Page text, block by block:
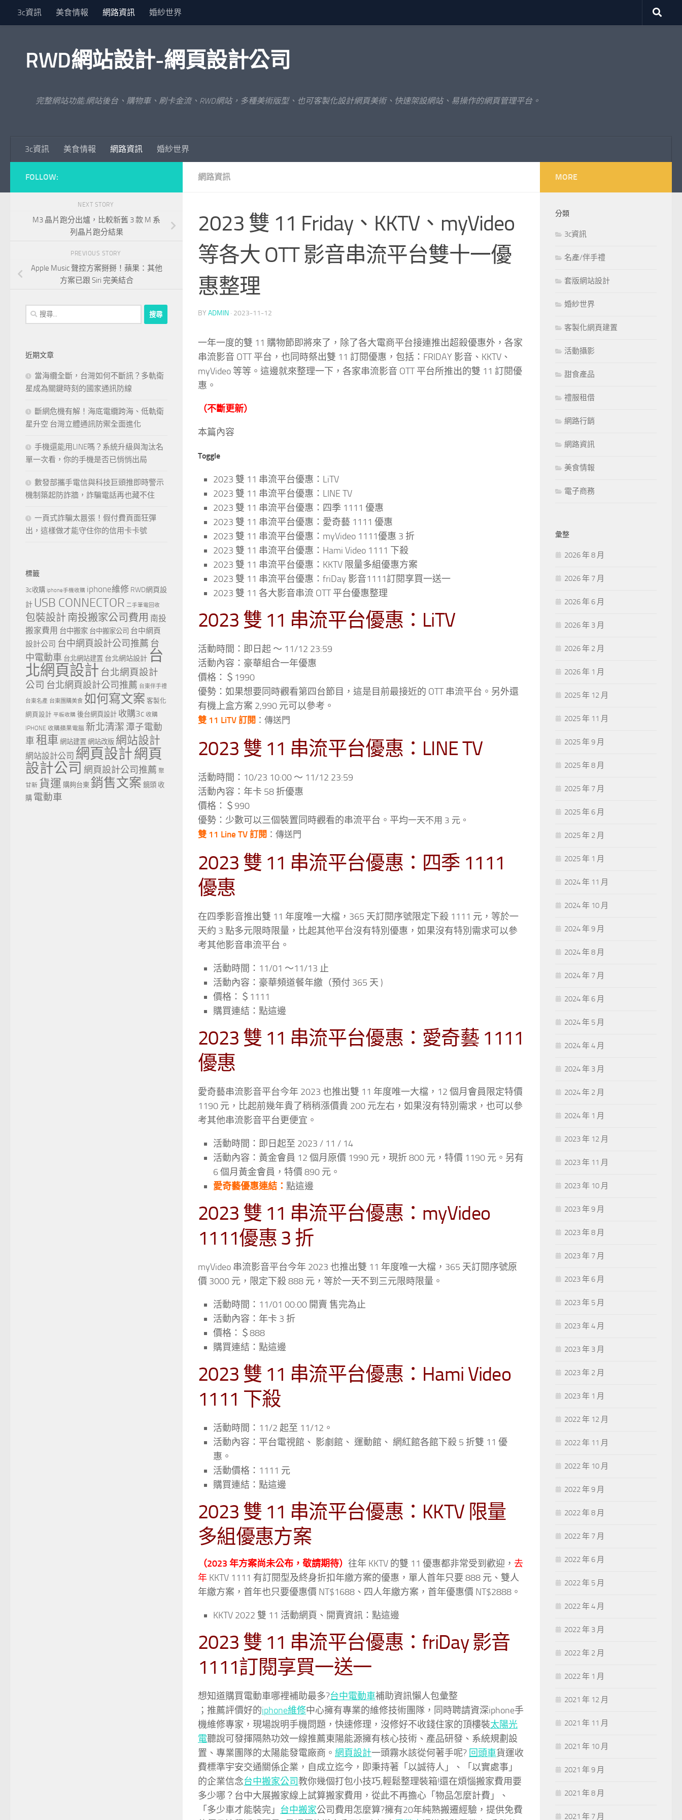
Skip to content
3c資訊 美食情報 網路資訊 婚紗世界
RWD網站設計-網頁設計公司
完整網站功能:網站後台、購物車、刷卡金流、RWD網站，多種美術版型、也可客製化設計網頁美術、快速架設網站、易操作的網頁管理平台。
3c資訊 美食情報 網路資訊 婚紗世界
網路資訊
2023 雙 11 Friday、KKTV、myVideo
等各大 OTT 影音串流平台雙十一優
惠整理
BY ADMIN · 2023-11-12
一年一度的雙 11 購物節即將來了，除了各大電商平台接連推出超殺優惠外，各家
串流影音 OTT 平台，也同時祭出雙 11 訂閱優惠，包括：FRIDAY 影音、KKTV、
myVideo 等等。這邊就來整理一下，各家串流影音 OTT 平台所推出的雙 11 訂閱優
惠。
（不斷更新）
本篇內容
Toggle
2023 雙 11 串流平台優惠：LiTV
2023 雙 11 串流平台優惠：LINE TV
2023 雙 11 串流平台優惠：四季 1111 優惠
2023 雙 11 串流平台優惠：愛奇藝 1111 優惠
2023 雙 11 串流平台優惠：myVideo 1111優惠 3 折
2023 雙 11 串流平台優惠：Hami Video 1111 下殺
2023 雙 11 串流平台優惠：KKTV 限量多組優惠方案
2023 雙 11 串流平台優惠：friDay 影音1111訂閱享買一送一
2023 雙 11 各大影音串流 OTT 平台優惠整理
2023 雙 11 串流平台優惠：LiTV
活動時間：即日起 ～ 11/12 23:59
活動內容：豪華組合一年優惠
價格：＄1990
優勢：如果想要同時觀看第四台節目，這是目前最接近的 OTT 串流平台。另外還
有機上盒方案 2,990 元可以參考。
雙 11 LiTV 訂閱 ：傳送門
2023 雙 11 串流平台優惠：LINE TV
活動時間：10/23 10:00 ～ 11/12 23:59
活動內容：年卡 58 折優惠
價格：＄990
優勢：少數可以三個裝置同時觀看的串流平台。平均一天不用 3 元。
雙 11 Line TV 訂閱 ：傳送門
2023 雙 11 串流平台優惠：四季 1111
優惠
在四季影音推出雙 11 年度唯一大檔，365 天訂閱序號限定下殺 1111 元，等於一
天約 3 點多元限時限量，比起其他平台沒有特別優惠，如果沒有特別需求可以參
考其他影音串流平台。
活動時間：11/01 ～11/13 止
活動內容：豪華頻道餐年繳（預付 365 天 )
價格：＄1111
購買連結：點這邊
2023 雙 11 串流平台優惠：愛奇藝 1111
優惠
愛奇藝串流影音平台今年 2023 也推出雙 11 年度唯一大檔，12 個月會員限定特價
1190 元，比起前幾年貴了稍稍漲價貴 200 元左右，如果沒有特別需求，也可以參
考其他串流影音平台更便宜。
活動時間：即日起至 2023 / 11 / 14
活動內容：黃金會員 12 個月原價 1990 元，現折 800 元，特價 1190 元。另有
6 個月黃金會員，特價 890 元。
愛奇藝優惠連結： 點這邊
2023 雙 11 串流平台優惠：myVideo
1111優惠 3 折
myVideo 串流影音平台今年 2023 也推出雙 11 年度唯一大檔，365 天訂閱序號原
價 3000 元，限定下殺 888 元，等於一天不到三元限時限量。
活動時間：11/01 00:00 開賣 售完為止
活動內容：年卡 3 折
價格：＄888
購買連結：點這邊
2023 雙 11 串流平台優惠：Hami Video
1111 下殺
活動時間：11/2 起至 11/12。
活動內容：平台電視館、 影劇館、 運動館、 網紅館各館下殺 5 折雙 11 優
惠。
活動價格：1111 元
購買連結：點這邊
2023 雙 11 串流平台優惠：KKTV 限量
多組優惠方案
（2023 年方案尚未公布，敬請期待） 往年 KKTV 的雙 11 優惠都非常受到歡迎， 去
年 KKTV 1111 有訂閱型及終身折扣年繳方案的優惠，單人首年只要 888 元、雙人
年繳方案，首年也只要優惠價 NT$1688、四人年繳方案，首年優惠價 NT$2888。
KKTV 2022 雙 11 活動網頁、開賣資訊：點這邊
2023 雙 11 串流平台優惠：friDay 影音
1111訂閱享買一送一
想知道購買電動車哪裡補助最多?台中電動車補助資訊懶人包彙整
；推薦評價好的iphone維修中心擁有專業的維修技術團隊，同時聘請資深iphone手
機維修專家，現場說明手機問題，快速修理，沒修好不收錢住家的頂樓裝太陽光
電聽說可發揮隔熱功效一線推薦東陽能源擁有核心技術、產品研發、系統規劃設
置、專業團隊的太陽能發電廠商。 網頁設計一頭霧水該從何著手呢? 回頭車貨運收
費標準宇安交通關係企業，自成立迄今，即秉持著「以誠待人」、「以實處事」
的企業信念台中搬家公司教你幾個打包小技巧,輕鬆整理裝箱!還在煩惱搬家費用要
多少哪？台中大展搬家線上試算搬家費用，從此不再擔心「物品怎麼計費」、
「多少車才能裝完」 台中搬家公司費用怎麼算?擁有20年純熟搬遷經驗，提供免費
FOLLOW:
NEXT STORY
M3 晶片跑分出爐，比較新舊 3 款 M 系
列晶片跑分結果
PREVIOUS STORY
Apple Music 聲控方案掰掰！蘋果：其他
方案已跟 Siri 完美結合
搜
尋
字:
近期文章
當海纜全斷，台灣如何不斷訊？多軌衛
星成為關鍵時刻的國家通訊防線
斷網危機有解！海底電纜跨海、低軌衛
星升空 台灣立體通訊防禦全面進化
手機還能用LINE嗎？系統升級與淘汰名
單一次看，你的手機是否已悄悄出局
數發部攜手電信與科技巨頭推即時警示
機制築起防詐牆，詐騙電話再也藏不住
一頁式詐騙太囂張！假付費頁面狂彈
出，這樣做才能守住你的信用卡卡號
標籤
3c收購 iphone手機收購 iphone維修 RWD網頁設
計 USB CONNECTOR 二手筆電回收
包裝設計 南投搬家公司費用 南投
搬家費用 台中搬家 台中搬家公司 台中網頁
設計公司 台中網頁設計公司推薦 台
中電動車 台北網站建置 台北網站設計 台
北網頁設計 台北網頁設計
公司 台北網頁設計公司推薦 台東伴手禮
台東名產 台東團購美食 如何寫文案 客製化
網頁設計 平板收購 後台網頁設計 收購3c 收購
IPHONE 收購蘋果電腦 新北清潔 潭子電動
車租車 網站建置 網站改版 網站設計
網站設計公司 網頁設計網頁
設計公司 網頁設計公司推薦 聚
甘新 貨運 購夠台東 銷售文案 鏡頭 收
購 電動車
MORE
分類
3c資訊
名產/伴手禮
套版網站設計
婚紗世界
客製化網頁建置
活動攝影
甜食產品
禮服租借
網路行銷
網路資訊
美食情報
電子商務
彙整
2026 年 8 月
2026 年 7 月
2026 年 6 月
2026 年 3 月
2026 年 2 月
2026 年 1 月
2025 年 12 月
2025 年 11 月
2025 年 9 月
2025 年 8 月
2025 年 7 月
2025 年 6 月
2025 年 2 月
2025 年 1 月
2024 年 11 月
2024 年 10 月
2024 年 9 月
2024 年 8 月
2024 年 7 月
2024 年 6 月
2024 年 5 月
2024 年 4 月
2024 年 3 月
2024 年 2 月
2024 年 1 月
2023 年 12 月
2023 年 11 月
2023 年 10 月
2023 年 9 月
2023 年 8 月
2023 年 7 月
2023 年 6 月
2023 年 5 月
2023 年 4 月
2023 年 3 月
2023 年 2 月
2023 年 1 月
2022 年 12 月
2022 年 11 月
2022 年 10 月
2022 年 9 月
2022 年 8 月
2022 年 7 月
2022 年 6 月
2022 年 5 月
2022 年 4 月
2022 年 3 月
2022 年 2 月
2022 年 1 月
2021 年 12 月
2021 年 11 月
2021 年 10 月
2021 年 9 月
2021 年 8 月
2021 年 7 月